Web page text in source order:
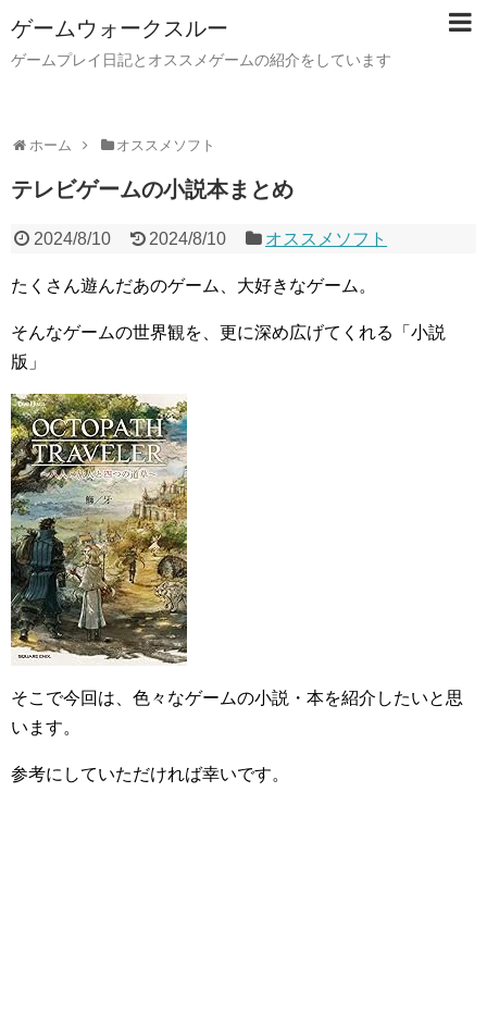
ゲームウォークスルー
ゲームプレイ日記とオススメゲームの紹介をしています
ホーム オススメソフト
テレビゲームの小説本まとめ
2024/8/10 2024/8/10 オススメソフト
たくさん遊んだあのゲーム、大好きなゲーム。
そんなゲームの世界観を、更に深め広げてくれる「小説
版」
そこで今回は、色々なゲームの小説・本を紹介したいと思
います。
参考にしていただければ幸いです。